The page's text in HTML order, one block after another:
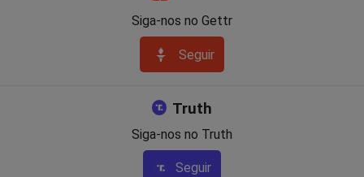
Siga-nos no Gettr
Seguir
Truth
Siga-nos no Truth
Seguir